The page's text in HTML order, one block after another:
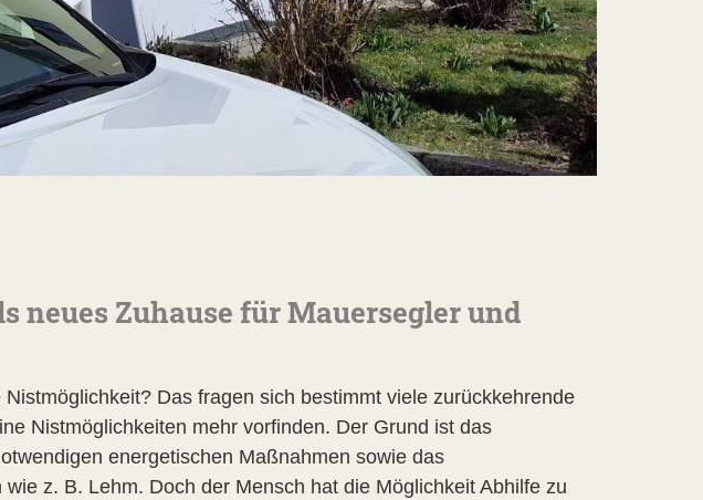
neues Zuhause für Mauersegler und
Das fragen sich bestimmt viele zurückkehrende
Nistmöglichkeiten mehr vorfinden. Der Grund ist das
energetischen Maßnahmen sowie das
z. B. Lehm. Doch der Mensch hat die Möglichkeit Abhilfe zu